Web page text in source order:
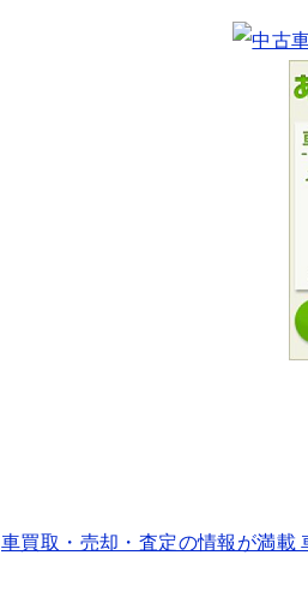
車買取・売却・査定の情報が満載